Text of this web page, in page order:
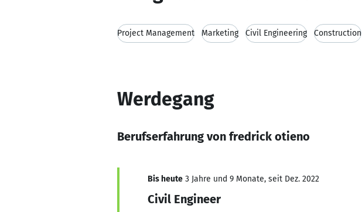
Project Management Marketing Civil Engineering Construction
Werdegang
Berufserfahrung von fredrick otieno
Bis heute 3 Jahre und 9 Monate, seit Dez. 2022
Civil Engineer